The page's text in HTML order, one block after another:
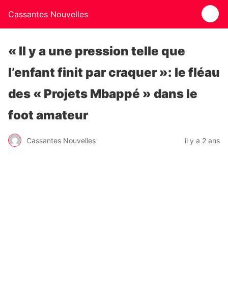
Cassantes Nouvelles
« Il y a une pression telle que
l’enfant finit par craquer »: le fléau
des « Projets Mbappé » dans le
foot amateur
Cassantes Nouvelles il y a 2 ans